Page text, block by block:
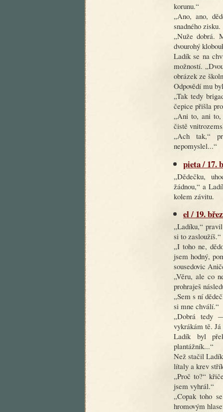
korunu.“
„Ano, ano,
snadného zisku.
„Nuže dobrá.
dvourohý
Ladík se na
možností.
obrázek ze
Odpovědí mu
„Tak tedy
čepice přišla
„Ani to, ani to,
čistě
„Ach tak,“
nepomyslel...“
pieta / 17.
„Dědečku,
žádnou,“ a
kolem závitu.
el / 19.
„Ladíku,“
si to zasloužíš.“
„I toho ne,
jsem hodný,
sousedovic
„Věru, ale co
prohraješ
„Sem s ní
si mne chválí.“
„Dobrá tedy
vykrákám tě.
Ladík byl
plantážník...“
Než stačil
lítaly a krev
„Proč to?“
jsem vyhrál.“
„Copak toho
hromovým